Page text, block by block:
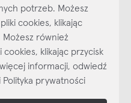
ręki, zapisz się już
potrzeb. Możesz
cookies, klikając
Możesz również
klikając przycisk
informacji, odwiedź
prywatności